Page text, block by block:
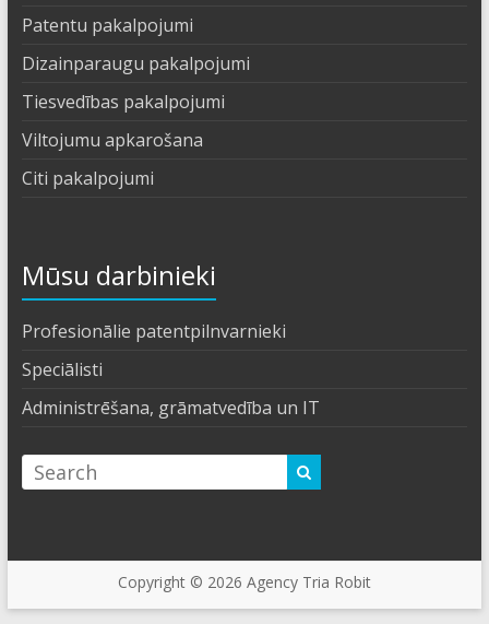
Patentu pakalpojumi
Dizainparaugu pakalpojumi
Tiesvedības pakalpojumi
Viltojumu apkarošana
Citi pakalpojumi
Mūsu darbinieki
Profesionālie patentpilnvarnieki
Speciālisti
Administrēšana, grāmatvedība un IT
Copyright © 2026 Agency Tria Robit